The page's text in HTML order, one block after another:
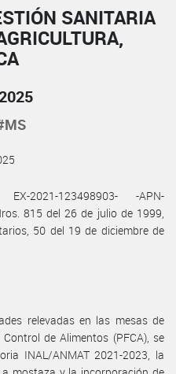
SANITARIA
2021-123498903- -APN-
815 del 26 de julio de 1999,
50 del 19 de diciembre de
relevadas en las mesas de
de Alimentos (PFCA), se
INAL/ANMAT 2021-2023, la